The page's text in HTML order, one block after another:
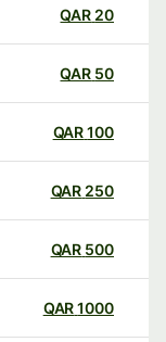
20
QAR
50
QAR
100
QAR
250
QAR
500
QAR
1000
QAR